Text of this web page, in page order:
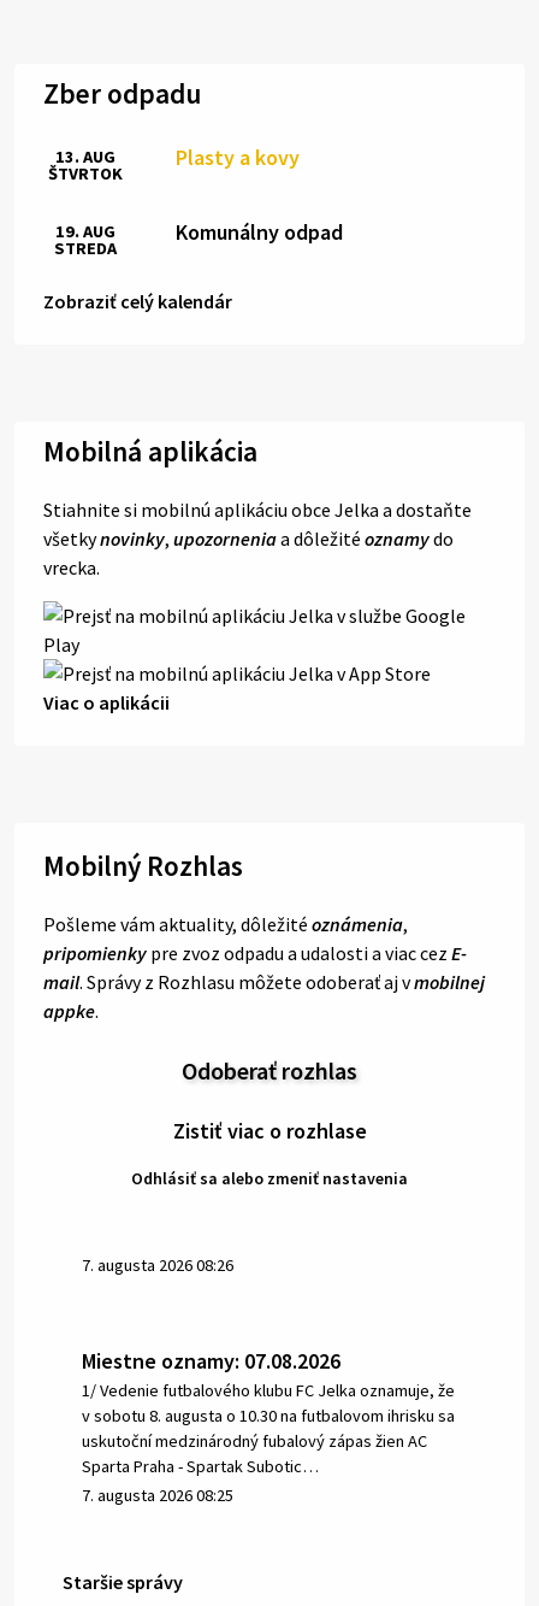
Zber odpadu
Plasty a kovy
13. AUG
ŠTVRTOK
Komunálny odpad
19. AUG
STREDA
Zobraziť celý kalendár
Mobilná aplikácia
Stiahnite si mobilnú aplikáciu obce Jelka a dostaňte
všetkynovinky, upozorneniaa dôležité oznamydo
vrecka.
Viac o aplikácii
Mobilný Rozhlas
Pošleme vám aktuality, dôležité oznámenia,
pripomienky pre zvoz odpadu a udalosti a viac cez E-
mail. Správy z Rozhlasu môžete odoberať aj vmobilnej
appke.
Odoberať rozhlas
Zistiť viac o rozhlase
Odhlásiť sa alebo zmeniť nastavenia
7. augusta 2026 08:26
Miestne oznamy: 07.08.2026
1/ Vedenie futbalového klubu FC Jelka oznamuje, že
v sobotu 8. augusta o 10.30 na futbalovom ihrisku sa
uskutoční medzinárodný fubalový zápas žien AC
Sparta Praha - Spartak Subotic…
7. augusta 2026 08:25
6. augusta 2026 08:13
Staršie správy